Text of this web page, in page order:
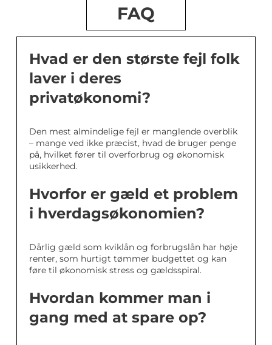
FAQ
Hvad er den største fejl folk
laver i deres
privatøkonomi?
Den mest almindelige fejl er manglende overblik
– mange ved ikke præcist, hvad de bruger penge
på, hvilket fører til overforbrug og økonomisk
usikkerhed.
Hvorfor er gæld et problem
i hverdagsøkonomien?
Dårlig gæld som kviklån og forbrugslån har høje
renter, som hurtigt tømmer budgettet og kan
føre til økonomisk stress og gældsspiral.
Hvordan kommer man i
gang med at spare op?